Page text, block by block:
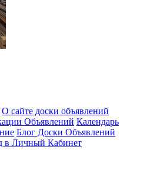
О сайте доски объявлений
Объявлений Календарь
Блог Доски Объявлений
в Личный Кабинет